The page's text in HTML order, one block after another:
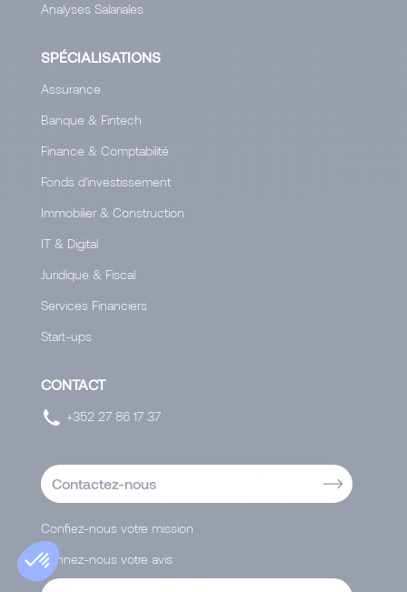
Analyses Salariales
SPÉCIALISATIONS
Assurance
Banque & Fintech
Finance & Comptabilité
Fonds d'investissement
Immobilier & Construction
IT & Digital
Juridique & Fiscal
Services Financiers
Start-ups
CONTACT
+352 27 86 17 37
Contactez-nous
Confiez-nous votre mission
Donnez-nous votre avis